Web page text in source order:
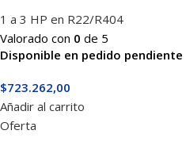
1 a 3 HP en R22/R404
Valorado con 0 de 5
Disponible en pedido pendiente
$723.262,00
Añadir al carrito
Oferta